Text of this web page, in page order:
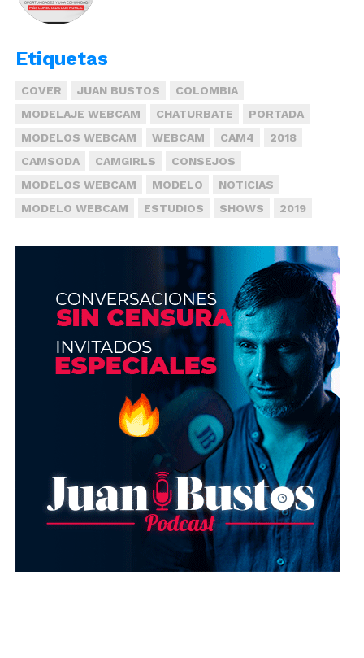
Etiquetas
COVER JUAN BUSTOS
COLOMBIA
MODELAJE WEBCAM
CHATURBATE
PORTADA
MODELOS WEBCAM
WEBCAM CAM4
2018
CAMSODA
CAMGIRLS
CONSEJOS
MODELOS WEBCAM
MODELO
NOTICIAS
MODELO WEBCAM
ESTUDIOS SHOWS 2019